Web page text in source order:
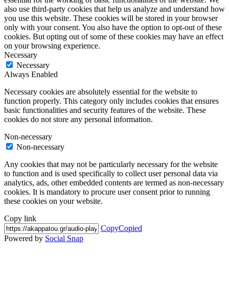
also use third-party cookies that help us analyze and understand how
you use this website. These cookies will be stored in your browser
only with your consent. You also have the option to opt-out of these
cookies. But opting out of some of these cookies may have an effect
on your browsing experience.
Necessary
Necessary
Always Enabled
Necessary cookies are absolutely essential for the website to
function properly. This category only includes cookies that ensures
basic functionalities and security features of the website. These
cookies do not store any personal information.
Non-necessary
Non-necessary
Any cookies that may not be particularly necessary for the website
to function and is used specifically to collect user personal data via
analytics, ads, other embedded contents are termed as non-necessary
cookies. It is mandatory to procure user consent prior to running
these cookies on your website.
Copy link
CopyCopied
Powered by Social Snap